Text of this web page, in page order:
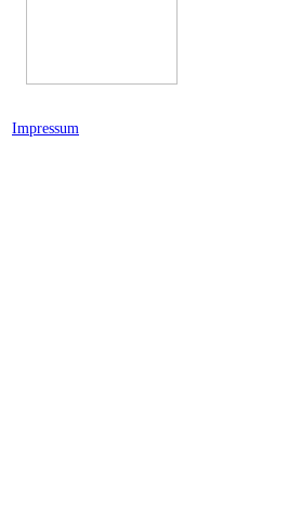
Impressum